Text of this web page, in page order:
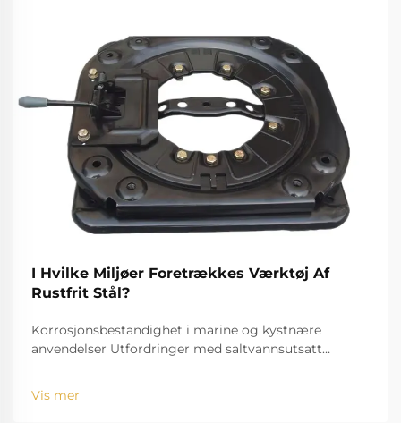
I Hvilke Miljøer Foretrækkes Værktøj Af
Rustfrit Stål?
Korrosjonsbestandighet i marine og kystnære
anvendelser Utfordringer med saltvannsutsatt
eksempel, er velkjent for å bide seg inn og rive ned
standardinstrumenter. Den høye saltholdigheten
Vis mer